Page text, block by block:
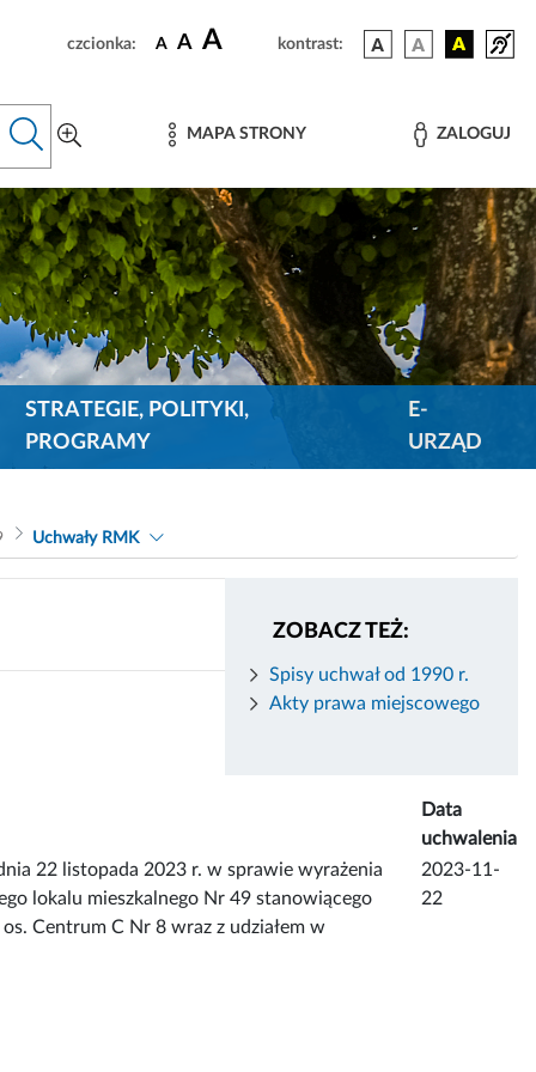
czcionka: A A A kontrast:
MAPA STRONY ZALOGUJ
STRATEGIE, POLITYKI,
PROGRAMY
E-
URZĄD
Uchwały RMK
ZOBACZ TEŻ:
Spisy uchwał od 1990 r.
Akty prawa miejscowego
Data
uchwalenia
22 listopada 2023 r. w sprawie wyrażenia
lokalu mieszkalnego Nr 49 stanowiącego
Centrum C Nr 8 wraz z udziałem w
2023-11-
22